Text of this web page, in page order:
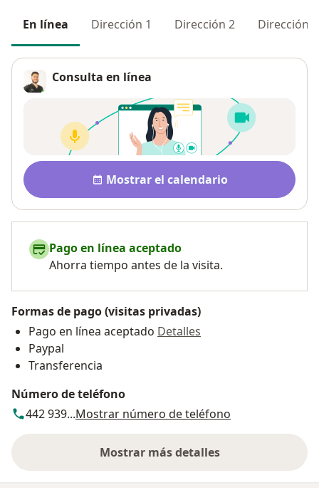
En línea Dirección 1 Dirección 2 Dirección 3
Consulta en línea
Disponibilidad
Mostrar el calendario
Pago en línea aceptado
Ahorra tiempo antes de la visita.
Formas de pago (visitas privadas)
Pago en línea aceptado Detalles
Paypal
Transferencia
Número de teléfono
442 939...Mostrar número de teléfono
Mostrar más detalles
sobre la dirección